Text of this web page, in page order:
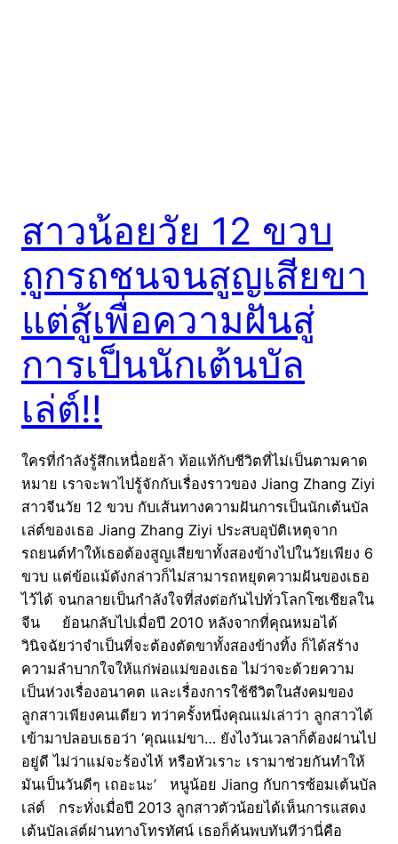
สาวน้อยวัย 12 ขวบ
ถูกรถชนจนสูญเสียขา
แต่สู้เพื่อความฝันสู่
การเป็นนักเต้นบัล
เล่ต์!!
ใครที่กำลังรู้สึกเหนื่อยล้า ท้อแท้กับชีวิตที่ไม่เป็นตามคาด
หมาย เราจะพาไปรู้จักกับเรื่องราวของ Jiang Zhang Ziyi
สาวจีนวัย 12 ขวบ กับเส้นทางความฝันการเป็นนักเต้นบัล
เล่ต์ของเธอ Jiang Zhang Ziyi ประสบอุบัติเหตุจาก
รถยนต์ทำให้เธอต้องสูญเสียขาทั้งสองข้างไปในวัยเพียง 6
ขวบ แต่ข้อแม้ดังกล่าวก็ไม่สามารถหยุดความฝันของเธอ
ไว้ได้ จนกลายเป็นกำลังใจที่ส่งต่อกันไปทั่วโลกโซเชียลใน
จีน ย้อนกลับไปเมื่อปี 2010 หลังจากที่คุณหมอได้
วินิจฉัยว่าจำเป็นที่จะต้องตัดขาทั้งสองข้างทิ้ง ก็ได้สร้าง
ความลำบากใจให้แก่พ่อแม่ของเธอ ไม่ว่าจะด้วยความ
เป็นห่วงเรื่องอนาคต และเรื่องการใช้ชีวิตในสังคมของ
ลูกสาวเพียงคนเดียว ทว่าครั้งหนึ่งคุณแม่เล่าว่า ลูกสาวได้
เข้ามาปลอบเธอว่า ‘คุณแม่ขา… ยังไงวันเวลาก็ต้องผ่านไป
อยู่ดี ไม่ว่าแม่จะร้องไห้ หรือหัวเราะ เรามาช่วยกันทำให้
มันเป็นวันดีๆ เถอะนะ’ หนูน้อย Jiang กับการซ้อมเต้นบัล
เล่ต์ กระทั่งเมื่อปี 2013 ลูกสาวตัวน้อยได้เห็นการแสดง
เต้นบัลเล่ต์ผ่านทางโทรทัศน์ เธอก็ค้นพบทันทีว่านี่คือ